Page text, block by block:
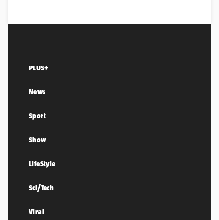
PLUS+
News
Sport
Show
LifeStyle
Sci/Tech
Viral